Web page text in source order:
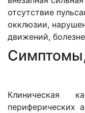
отсутствие
окклюзии,
движений,
Клиническая
периферических